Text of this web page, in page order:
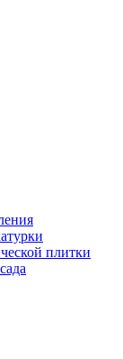
плитки